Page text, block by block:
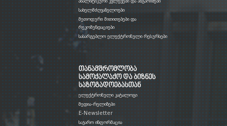
ანალიტიკური კვლევები და ანგარიშები
სახელმძღვანელოები
მეთოდური მითითებები და
რეკომენდაციები
სასარგებლო ელექტრონული რესურსები
თანამშრომლობა
სამოქალაქო და ბიზნეს
საზოგადოებასთან
ელექტრონული კატალოგი
მედია-რელიზები
E-Newsletter
საჯარო ინფორმაცია